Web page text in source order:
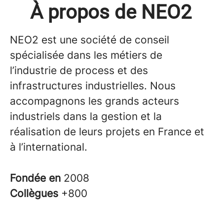
À propos de NEO2
NEO2 est une société de conseil
spécialisée dans les métiers de
l’industrie de process et des
infrastructures industrielles. Nous
accompagnons les grands acteurs
industriels dans la gestion et la
réalisation de leurs projets en France et
à l’international.
Fondée en 2008
Collègues +800